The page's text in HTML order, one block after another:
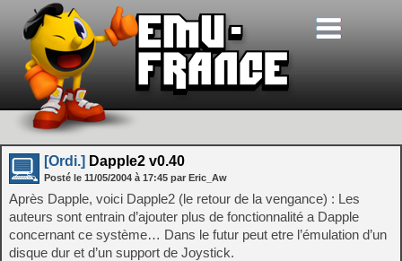
[Ordi.] Dapple2 v0.40
Posté le 11/05/2004 à 17:45 par Eric_Aw
Après Dapple, voici Dapple2 (le retour de la vengance) : Les
auteurs sont entrain d’ajouter plus de fonctionnalité a Dapple
concernant ce système… Dans le futur peut etre l’émulation d’un
disque dur et d’un support de Joystick.